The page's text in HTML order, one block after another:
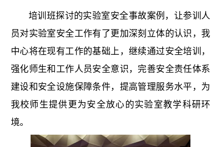
培训班探讨的实验室安全事故案例，让参训人
员对实验室安全工作有了更加深刻立体的认识，我
中心将在现有工作的基础上，继续通过安全培训，
强化师生和工作人员安全意识，完善安全责任体系
建设和安全设施保障条件，提高管理服务水平，为
我校师生提供更为安全放心的实验室教学科研环
境。